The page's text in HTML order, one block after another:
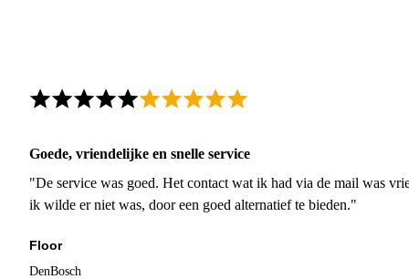
Goede, vriendelijke en snelle service
"De service was goed. Het contact wat ik had via de mail was
ik wilde er niet was, door een goed alternatief te bieden."
Floor
DenBosch